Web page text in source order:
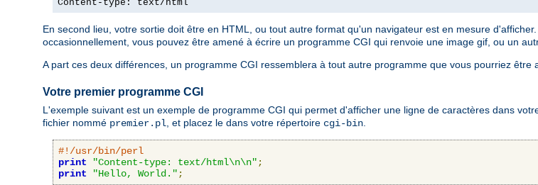
Content-type: text/html
En second lieu, votre sortie doit être en HTML, ou tout autre format qu'un navigateur est en mesure
occasionnellement, vous pouvez être amené à écrire un programme CGI qui renvoie une image gif, ou un
A part ces deux différences, un programme CGI ressemblera à tout autre programme que vous pourriez être
Votre premier programme CGI
L'exemple suivant est un exemple de programme CGI qui permet d'afficher une ligne de caractères dans
fichier nommé premier.pl , et placez le dans votre répertoire cgi-bin
#!/usr/bin/perl
print
"Content-type: text/html\n\n" ;
print
"Hello, World." ;